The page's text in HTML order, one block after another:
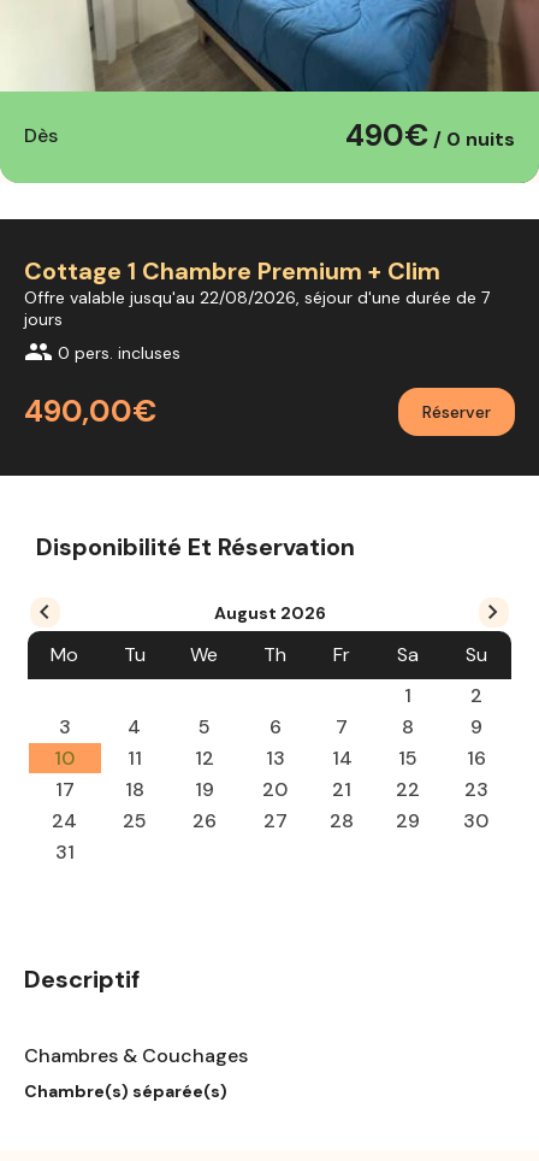
Dès 490€ / 0 nuits
Cottage 1 Chambre Premium + Clim
Offre valable jusqu'au 22/08/2026, séjour d'une durée de 7
jours
group 0 pers. incluses
490,00€ Réserver
Disponibilité Et Réservation
August 2026
Mo Tu We Th Fr Sa
Su
1
2
3
4 5 6 7 8
9
10
11 12 13 14 15
16
17
18 19 20 21 22
23
24
25 26 27 28 29
30
31
Descriptif
Chambres & Couchages
Chambre(s) séparée(s)